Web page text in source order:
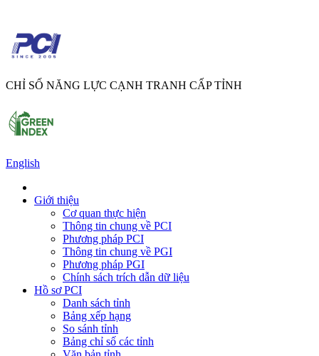
CHỈ SỐ NĂNG LỰC CẠNH TRANH CẤP TỈNH
English
Giới thiệu
Cơ quan thực hiện
Thông tin chung về PCI
Phương pháp PCI
Thông tin chung về PGI
Phương pháp PGI
Chính sách trích dẫn dữ liệu
Hồ sơ PCI
Danh sách tỉnh
Bảng xếp hạng
So sánh tỉnh
Bảng chỉ số các tỉnh